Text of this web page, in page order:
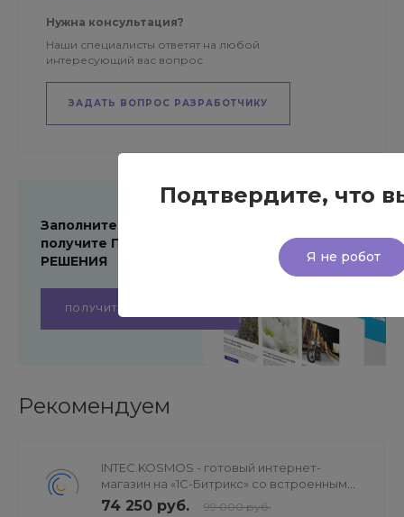
Подтвердите, что
Я не робот
Электронная
почта:
sale@sotbit.ru
Телефон:
+7 (495)
868-04-12
Техническая поддержка:
https://cabinet.sotbit.ru/support/
Нужна консультация?
Наши специалисты ответят на любой
интересующий вас вопрос
ЗАДАТЬ ВОПРОС РАЗРАБОТЧИКУ
Заполните форму и
получите ПРЕЗЕНТАЦИЮ
РЕШЕНИЯ
ПОЛУЧИТЬ ПРЕЗЕНТАЦИЮ
Рекомендуем
INTEC.KOSMOS - готовый интернет-
магазин на «1С-Битрикс» со встроенным
искусственным интеллектом
74 250 руб. 99 000 руб.